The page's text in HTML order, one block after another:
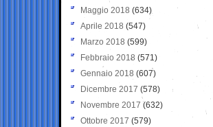
Maggio 2018 (634)
Aprile 2018 (547)
Marzo 2018 (599)
Febbraio 2018 (571)
Gennaio 2018 (607)
Dicembre 2017 (578)
Novembre 2017 (632)
Ottobre 2017 (579)